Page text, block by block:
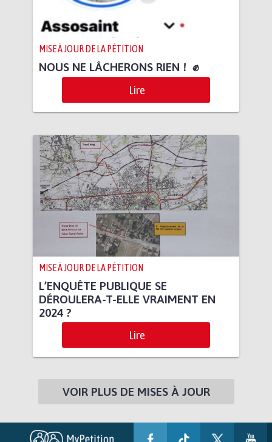
MISE À JOUR DE LA PÉTITION
NOUS NE LÂCHERONS RIEN ! ✊
Lire
MISE À JOUR DE LA PÉTITION
L’ENQUÊTE PUBLIQUE SE
DÉROULERA-T-ELLE VRAIMENT EN
2024 ?
Lire
VOIR PLUS DE MISES À JOUR